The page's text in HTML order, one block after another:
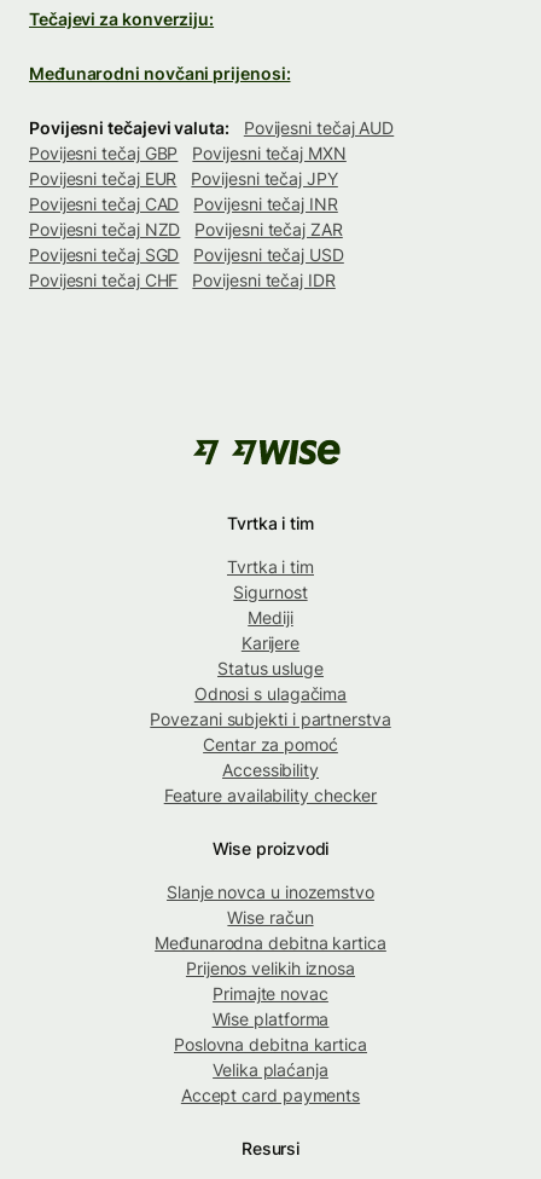
Tečajevi za konverziju:
Međunarodni novčani prijenosi:
Povijesni tečajevi valuta:
Povijesni tečaj AUD
Povijesni tečaj GBP
Povijesni tečaj MXN
Povijesni tečaj EUR
Povijesni tečaj JPY
Povijesni tečaj CAD
Povijesni tečaj INR
Povijesni tečaj NZD
Povijesni tečaj ZAR
Povijesni tečaj SGD
Povijesni tečaj USD
Povijesni tečaj CHF
Povijesni tečaj IDR
Tvrtka i tim
Tvrtka i tim
Sigurnost
Mediji
Karijere
Status usluge
Odnosi s ulagačima
Povezani subjekti i partnerstva
Centar za pomoć
Accessibility
Feature availability checker
Wise proizvodi
Slanje novca u inozemstvo
Wise račun
Međunarodna debitna kartica
Prijenos velikih iznosa
Primajte novac
Wise platforma
Poslovna debitna kartica
Velika plaćanja
Accept card payments
Resursi